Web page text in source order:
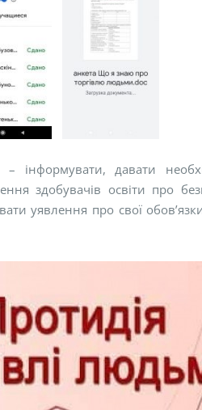
– інформувати, давати
здобувачів освіти про
уявлення про свої